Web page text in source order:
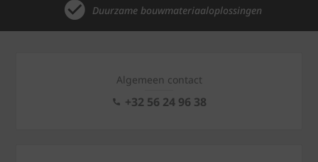
Duurzame bouwmateriaaloplossingen
Algemeen contact
+32 56 24 96 38